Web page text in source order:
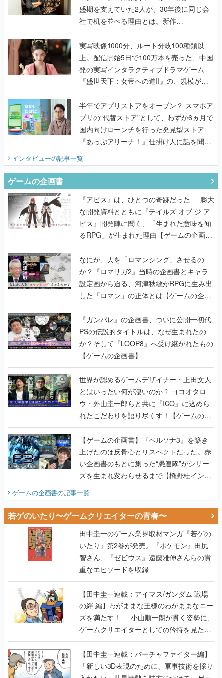
盛期を支えていた2人が、30年後に同じ会
社で机を並べる理由とは。新作
『TATSUJIN EXTREME』で初タッグを組
んだレジェンド2人に訊く開発秘話
実写映像1000分、ルート分岐100種類以
上。配信開始5日で100万本を売った、中国
発の実写インタラクティブドラマゲーム
『盛世天下：女帝への道II』の、規模が違
うこだわりをプロデューサーに聞いた
半年でアプリストアをオープン？ スマホア
プリの“代替ストア”として、わずか6ヵ月で
国内向けローンチを行った発見型ストア
『あっぷアリーナ！』仕掛け人に話を聞い
てみた
インタビューの記事一覧
ゲームの企画書
『アビス』は、ひとつの奇跡だった──膨大
な開発資料とともに『テイルズ オブ ジ ア
ビス』開発陣に聞く、「生まれた意味を知
るRPG」が生まれた理由【ゲームの企画
書】
なにが、人を「ロマンシング」させるの
か？『ロマサガ2』当時の企画書とキャラ
設定画から迫る、河津秋敏がRPGに生み出
した「ロマン」の正体とは【ゲームの企画
書】
『ガンパレ』の企画書、ついに公開━初代
PSの伝説的タイトルは、なぜ生まれたの
か？そして『LOOP8』へ受け継がれたもの
【ゲームの企画書】
世界が認めるゲームデザイナー・上田文人
とはいったい何が凄いのか？ ヨコオタロ
ウ・外山圭一郎らと共に『ICO』に込めら
れたこだわりを語り尽くす！【ゲームの企
画書】
【ゲームの企画書】『ペルソナ3』を築き
上げたのは反骨心とリスペクトだった。赤
い企画書のもとに集った“愚連隊”がシリー
ズを生まれ変わらせるまで【橋野桂インタ
ビュー】
ゲームの企画書の記事一覧
若ゲのいたり〜ゲームクリエイターの青春〜
田中圭一のゲーム業界取材マンガ『若ゲの
いたり』第2巻が発売。『ポケモン』田尻
智さん、『ゼビウス』遠藤雅伸さんらの貴
重なエピソードを収録
【田中圭一連載：アイマス/ガンダム 戦場
の絆 編】わがままな王様のわがままなニー
ズを満たす！──小山順一朗が貫く姿勢に、
ゲームクリエイターとしての矜持を見た
【若ゲのいたり最終回】
【田中圭一連載：バーチャファイター編】
「新しい3D表現のために、軍事技術を採り